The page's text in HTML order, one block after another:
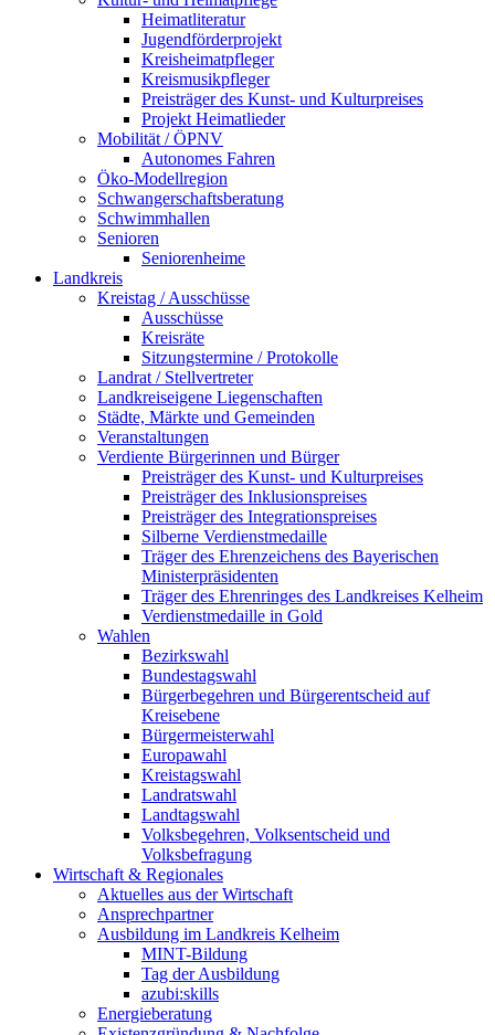
Heimatliteratur
Jugendförderprojekt
Kreisheimatpfleger
Kreismusikpfleger
Preisträger des Kunst- und Kulturpreises
Projekt Heimatlieder
Mobilität / ÖPNV
Autonomes Fahren
Öko-Modellregion
Schwangerschaftsberatung
Schwimmhallen
Senioren
Seniorenheime
Landkreis
Kreistag / Ausschüsse
Ausschüsse
Kreisräte
Sitzungstermine / Protokolle
Landrat / Stellvertreter
Landkreiseigene Liegenschaften
Städte, Märkte und Gemeinden
Veranstaltungen
Verdiente Bürgerinnen und Bürger
Preisträger des Kunst- und Kulturpreises
Preisträger des Inklusionspreises
Preisträger des Integrationspreises
Silberne Verdienstmedaille
Träger des Ehrenzeichens des Bayerischen
Ministerpräsidenten
Träger des Ehrenringes des Landkreises Kelheim
Verdienstmedaille in Gold
Wahlen
Bezirkswahl
Bundestagswahl
Bürgerbegehren und Bürgerentscheid auf
Kreisebene
Bürgermeisterwahl
Europawahl
Kreistagswahl
Landratswahl
Landtagswahl
Volksbegehren, Volksentscheid und
Volksbefragung
Wirtschaft & Regionales
Aktuelles aus der Wirtschaft
Ansprechpartner
Ausbildung im Landkreis Kelheim
MINT-Bildung
Tag der Ausbildung
azubi:skills
Energieberatung